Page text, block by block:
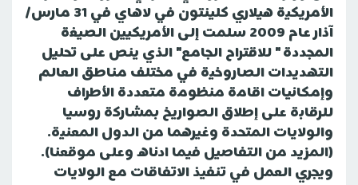
الأمريكية هيلاري كلينتون في لاهاي في 31 مارس/
آذار عام 2009 سلمت إلى الأمريكيين الصيغة
المجددة " للاقتراح الجامع" الذي ينص على تحليل
التهديدات الصاروخية في مختلف مناطق العالم
وإمكانيات اقامة منظومة متعددة الأطراف
للرقابة على إطلاق الصواريخ بمشاركة روسيا
والولايات المتحدة وغيرهما من الدول المعنية.
(المزيد من التفاصيل فيما ادناه وعلى موقعنا).
ويجري العمل في تنفيذ الاتفاقات مع الولايات